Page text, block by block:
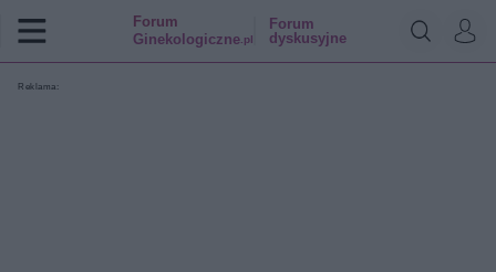
Forum
Ginekologiczne.pl
Forum
dyskusyjne
Reklama: